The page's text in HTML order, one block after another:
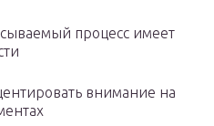
процесс имеет
внимание на